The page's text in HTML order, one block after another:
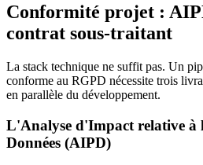
Conformité projet :
contrat sous-traitant
La stack technique ne suffit pas. Un
conforme au RGPD nécessite trois
en parallèle du développement.
L'Analyse d'Impact relative à
Données (AIPD)